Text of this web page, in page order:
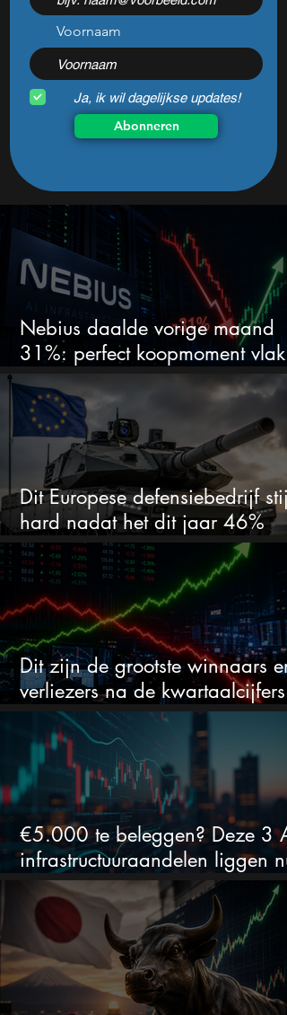
herhalen?
Voornaam
Ja, ik wil dagelijkse updates!
Abonneren
Nebius daalde vorige maand
31%: perfect koopmoment vlak
voor kwartaalcijfers?
Dit Europese defensiebedrijf
hard nadat het dit jaar 46%
daalde: mooie koopkans?
Dit zijn de grootste winnaars en
verliezers na de kwartaalcijfers
(2 springen eruit)
€5.000 te beleggen? Deze 3
infrastructuuraandelen liggen nu
in de uitverkoop